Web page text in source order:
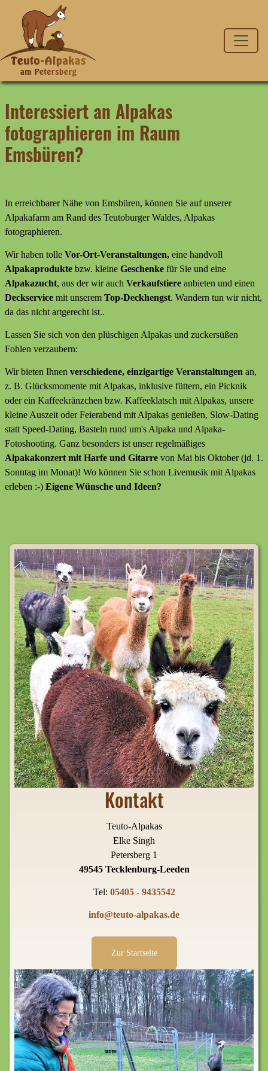
Interessiert an Alpakas
fotographieren im Raum
Emsbüren?
In erreichbarer Nähe von Emsbüren, können Sie auf unserer
Alpakafarm am Rand des Teutoburger Waldes, Alpakas
fotographieren.
Wir haben tolle Vor-Ort-Veranstaltungen, eine handvoll
Alpakaprodukte bzw. kleine Geschenke für Sie und eine
Alpakazucht, aus der wir auch Verkaufstiere anbieten und einen
Deckservice mit unserem Top-Deckhengst. Wandern tun wir nicht,
da das nicht artgerecht ist..
Lassen Sie sich von den plüschigen Alpakas und zuckersüßen
Fohlen verzaubern:
Wir bieten Ihnen verschiedene, einzigartige Veranstaltungen an,
z. B. Glücksmomente mit Alpakas, inklusive füttern, ein Picknik
oder ein Kaffeekränzchen bzw. Kaffeeklatsch mit Alpakas, unsere
kleine Auszeit oder Feierabend mit Alpakas genießen, Slow-Dating
statt Speed-Dating, Basteln rund um's Alpaka und Alpaka-
Fotoshooting. Ganz besonders ist unser regelmäßiges
Alpakakonzert mit Harfe und Gitarre von Mai bis Oktober (jd. 1.
Sonntag im Monat)! Wo können Sie schon Livemusik mit Alpakas
erleben :-) Eigene Wünsche und Ideen?
Kontakt
Teuto-Alpakas
Elke Singh
Petersberg 1
49545 Tecklenburg-Leeden
Tel: 05405 - 9435542
info@teuto-alpakas.de
Zur Startseite